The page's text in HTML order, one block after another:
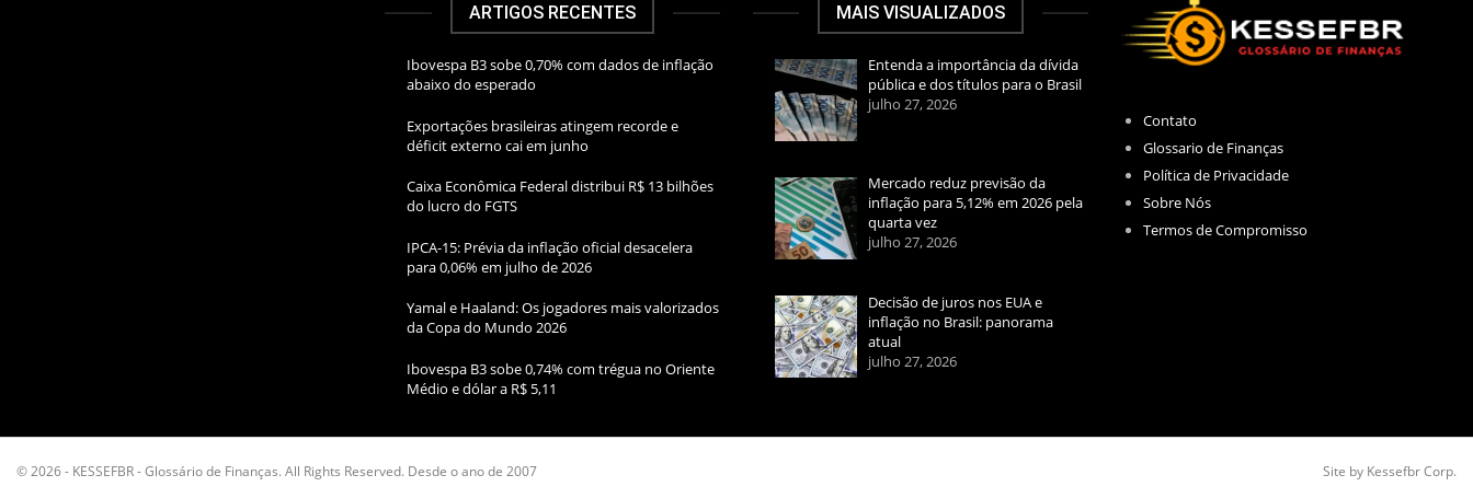
ARTIGOS RECENTES
Ibovespa B3 sobe 0,70% com dados de inflação
abaixo do esperado
Exportações brasileiras atingem recorde e
déficit externo cai em junho
Caixa Econômica Federal distribui R$ 13 bilhões
do lucro do FGTS
IPCA-15: Prévia da inflação oficial desacelera
para 0,06% em julho de 2026
Yamal e Haaland: Os jogadores mais valorizados
da Copa do Mundo 2026
Ibovespa B3 sobe 0,74% com trégua no Oriente
Médio e dólar a R$ 5,11
MAIS VISUALIZADOS
Entenda a importância da dívida
pública e dos títulos para o Brasil
julho 27, 2026
Mercado reduz previsão da
inflação para 5,12% em 2026 pela
quarta vez
julho 27, 2026
Decisão de juros nos EUA e
inflação no Brasil: panorama
atual
julho 27, 2026
Contato
Glossario de Finanças
Política de Privacidade
Sobre Nós
Termos de Compromisso
© 2026 - KESSEFBR - Glossário de Finanças. All Rights Reserved. Desde o ano de 2007 Site by Kessefbr Corp.